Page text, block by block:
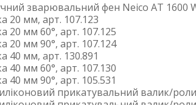
зварювальний фен Neico AT 1600
20 мм, арт. 107.123
20 мм 60°, арт. 107.125
20 мм 90°, арт. 107.124
40 мм, арт. 130.891
40 мм 60°, арт. 107.130
40 мм 90°, арт. 105.531
прикатувальний валик/